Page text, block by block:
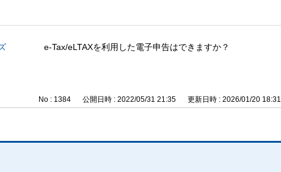
e-Tax/eLTAXを利用した電子申告はできますか？
No : 1384 公開日時 : 2022/05/31 21:35 更新日時 : 2026/01/20 18:31